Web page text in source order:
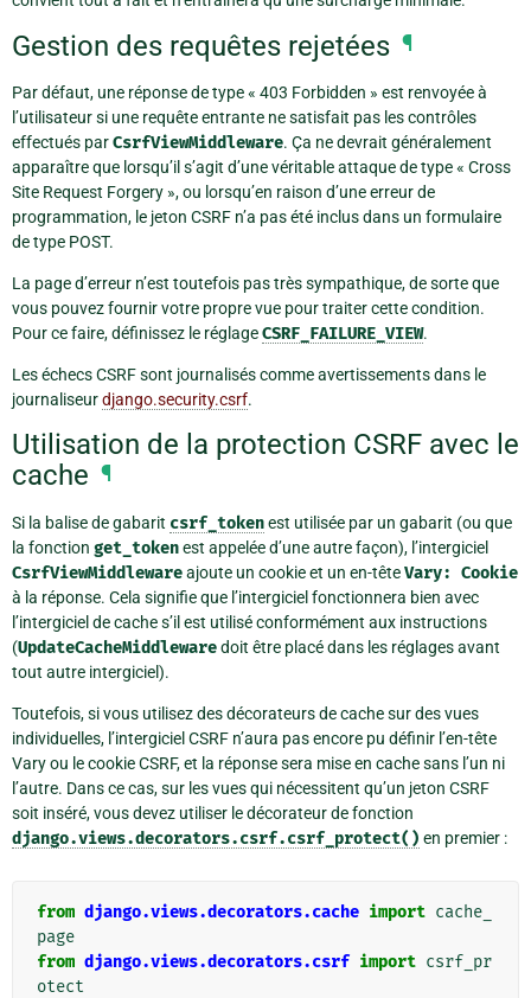
Gestion des requêtes rejetées ¶
Par défaut, une réponse de type « 403 Forbidden » est renvoyée à
l’utilisateur si une requête entrante ne satisfait pas les contrôles
effectués parCsrfViewMiddleware. Ça ne devrait généralement
apparaître que lorsqu’il s’agit d’une véritable attaque de type « Cross
Site Request Forgery », ou lorsqu’en raison d’une erreur de
programmation, le jeton CSRF n’a pas été inclus dans un formulaire
de type POST.
La page d’erreur n’est toutefois pas très sympathique, de sorte que
vous pouvez fournir votre propre vue pour traiter cette condition.
Pour ce faire, définissez le réglageCSRF_FAILURE_VIEW.
Les échecs CSRF sont journalisés comme avertissements dans le
journaliseurdjango.security.csrf.
Utilisation de la protection CSRF avec le
cache ¶
Si la balise de gabarit csrf_tokenest utilisée par un gabarit (ou que
la fonction get_tokenest appelée d’une autre façon), l’intergiciel
CsrfViewMiddlewareajoute un cookie et un en-têteVary: Cookie
à la réponse. Cela signifie que l’intergiciel fonctionnera bien avec
l’intergiciel de cache s’il est utilisé conformément aux instructions
(UpdateCacheMiddlewaredoit être placé dans les réglages avant
tout autre intergiciel).
Toutefois, si vous utilisez des décorateurs de cache sur des vues
individuelles, l’intergiciel CSRF n’aura pas encore pu définir l’en-tête
Vary ou le cookie CSRF, et la réponse sera mise en cache sans l’un ni
l’autre. Dans ce cas, sur les vues qui nécessitent qu’un jeton CSRF
soit inséré, vous devez utiliser le décorateur de fonction
django.views.decorators.csrf.csrf_protect() en premier :
from django.views.decorators.cache import cache_
page
from django.views.decorators.csrf import csrf_pr
otect